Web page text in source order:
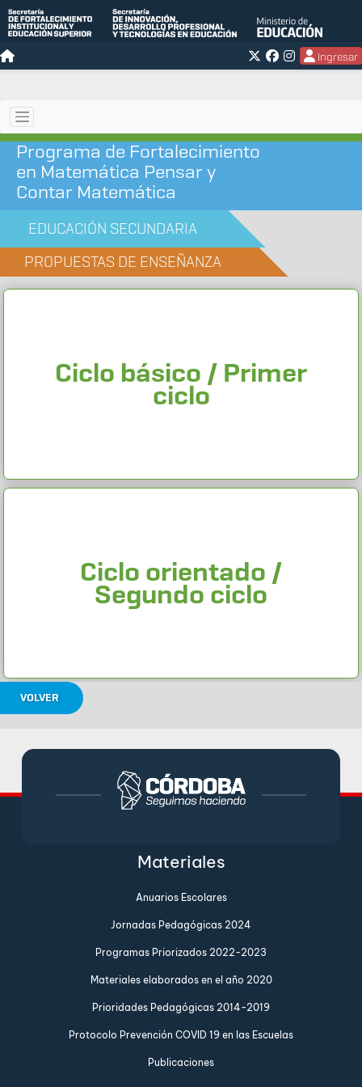
Ingresar
Programa de Fortalecimiento
en Matemática Pensar y
Contar Matemática
EDUCACIÓN SECUNDARIA
PROPUESTAS DE ENSEÑANZA
Ciclo básico / Primer
ciclo
Ciclo orientado /
Segundo ciclo
VOLVER
Materiales
Anuarios Escolares
Jornadas Pedagógicas 2024
Programas Priorizados 2022-2023
Materiales elaborados en el año 2020
Prioridades Pedagógicas 2014-2019
Protocolo Prevención COVID 19 en las Escuelas
Publicaciones